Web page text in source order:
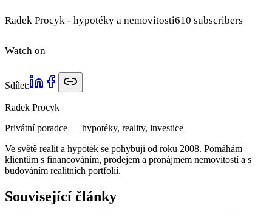
Radek Procyk - hypotéky a nemovitosti610 subscribers
Watch on
Sdílet:
Radek Procyk
Privátní poradce — hypotéky, reality, investice
Ve světě realit a hypoték se pohybuji od roku 2008. Pomáhám
klientům s financováním, prodejem a pronájmem nemovitostí a s
budováním realitních portfolií.
Související články